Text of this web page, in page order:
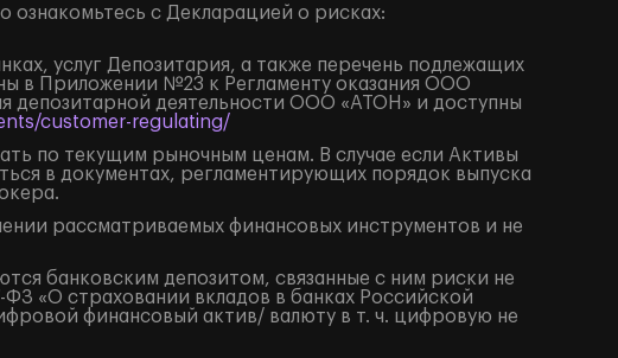
ознакомьтесь с Декларацией о рисках:
услуг Депозитария, а также перечень подлежащих
в Приложении №23 к Регламенту оказания ООО
депозитарной деятельности ООО «АТОН» и доступны
customer-regulating/
по текущим рыночным ценам. В случае если Активы
в документах, регламентирующих порядок выпуска
рассматриваемых финансовых инструментов и не
банковским депозитом, связанные с ним риски не
«О страховании вкладов в банках Российской
финансовый актив/ валюту в т. ч. цифровую не